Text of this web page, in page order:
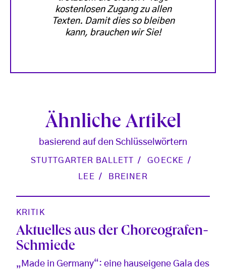
kostenlosen Zugang zu allen
Texten. Damit dies so bleiben
kann, brauchen wir Sie!
Ähnliche Artikel
basierend auf den Schlüsselwörtern
STUTTGARTER BALLETT
GOECKE
LEE
BREINER
KRITIK
Aktuelles aus der Choreografen-
Schmiede
„Made in Germany“: eine hauseigene Gala des